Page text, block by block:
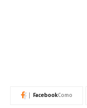
FacebookComo